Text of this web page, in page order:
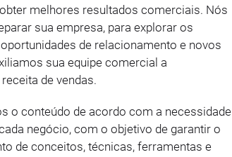
melhores resultados comerciais. Nós
sua empresa, para explorar os
de relacionamento e novos
sua equipe comercial a
de vendas.
o conteúdo de acordo com a necessidade
negócio, com o objetivo de garantir o
de conceitos, técnicas, ferramentas e